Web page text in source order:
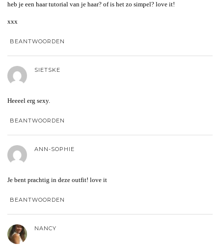
heb je een haar tutorial van je haar? of is het zo simpel? love it!
xxx
BEANTWOORDEN
SIETSKE
Heeeel erg sexy.
BEANTWOORDEN
ANN-SOPHIE
Je bent prachtig in deze outfit! love it
BEANTWOORDEN
NANCY